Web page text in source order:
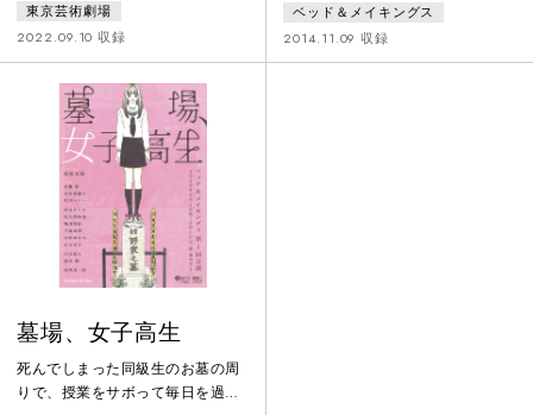
絵による 『気づかいルーシー』
（千倉書房）、脚本・演出はノゾ
エ征爾。主人公のルーシーと、育
ての親のおじいさん、飼い馬が互
いに気づかいしすぎるあまりに引
き起こす残念な悲喜劇が、オリジ
ナルスコアの生演奏に乗せて、歌
あり踊りありで展開する、ほろ苦
くも楽しい舞台。2017年の再演に
続き、2022年に再再演をおこな
東京芸術劇場
2022.09.10 収録
度も上演した円形でしか為し得な
い、円形のための芝居。＜幼生サ
イド＞とある田舎町に暮らす14歳
ベッド＆メイキングス
2014.11.09 収録
墓場、女子高生
死んでしまった同級生のお墓の周
りで、授業をサボって毎日を過ご